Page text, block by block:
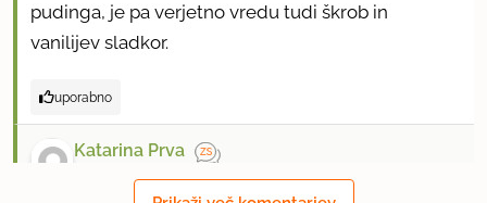
pudinga, je pa verjetno vredu tudi škrob in
vanilijev sladkor.
uporabno
Katarina Prva